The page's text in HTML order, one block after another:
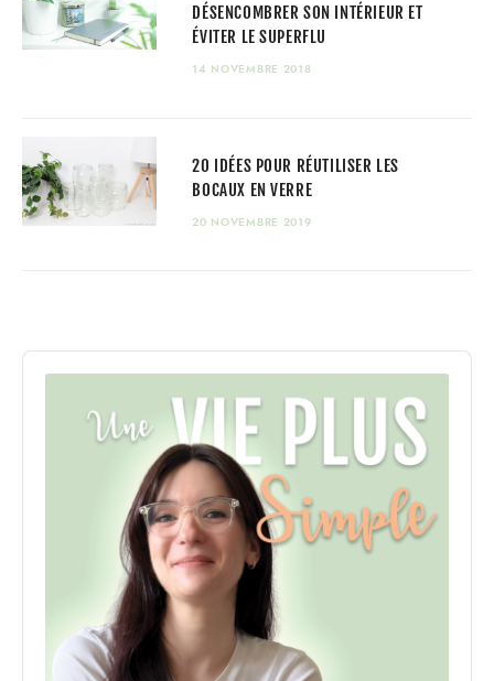
DÉSENCOMBRER SON INTÉRIEUR ET
ÉVITER LE SUPERFLU
14 NOVEMBRE 2018
20 IDÉES POUR RÉUTILISER LES
BOCAUX EN VERRE
20 NOVEMBRE 2019
Audio
Player